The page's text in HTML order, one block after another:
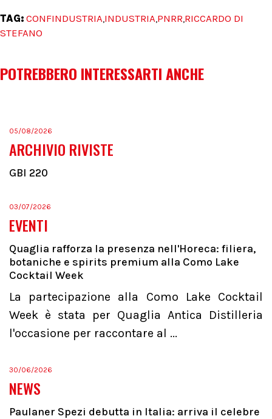
TAG: CONFINDUSTRIA,INDUSTRIA,PNRR,RICCARDO DI
STEFANO
POTREBBERO INTERESSARTI ANCHE
05/08/2026
ARCHIVIO RIVISTE
GBI 220
03/07/2026
EVENTI
Quaglia rafforza la presenza nell'Horeca: filiera,
botaniche e spirits premium alla Como Lake
Cocktail Week
La partecipazione alla Como Lake Cocktail
Week è stata per Quaglia Antica Distilleria
l'occasione per raccontare al ...
30/06/2026
NEWS
Paulaner Spezi debutta in Italia: arriva il celebre